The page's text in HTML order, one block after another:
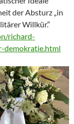
der Absturz „in
Willkür.“
richard-
demokratie.html